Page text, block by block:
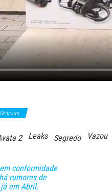
Noticias
2 Leaks Segredo Vazou
conformidade
rumores de
em Abril.